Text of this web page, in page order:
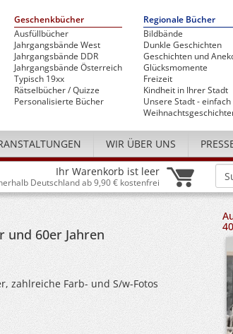
Geschenkbücher
Ausfüllbücher
Jahrgangsbände West
Jahrgangsbände DDR
Jahrgangsbände Österreich
Typisch 19xx
Rätselbücher / Quizze
Personalisierte Bücher
Regionale Bücher
Bildbände
Dunkle Geschichten
Geschichten und
Glücksmomente
Freizeit
Kindheit in Ihrer Stadt
Unsere Stadt -
WIR ÜBER UNS
Ihr Warenkorb ist leer
Deutschland ab 9,90 € kostenfrei
und 60er Jahren
zahlreiche Farb- und S/w-Fotos